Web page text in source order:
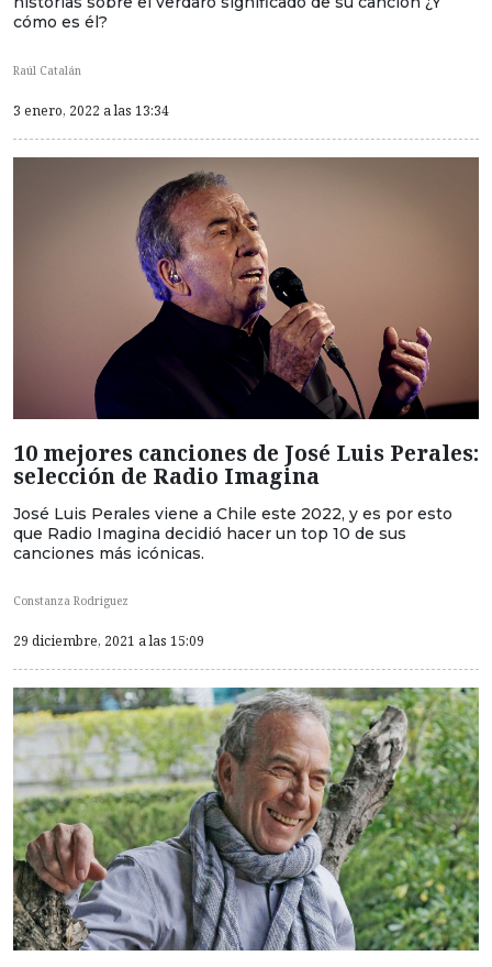
cómo es él?
Raúl Catalán
3 enero, 2022 a las 13:34
10 mejores canciones de José Luis Perales:
selección de Radio Imagina
José Luis Perales viene a Chile este 2022, y es por esto
que Radio Imagina decidió hacer un top 10 de sus
canciones más icónicas.
Constanza Rodriguez
29 diciembre, 2021 a las 15:09